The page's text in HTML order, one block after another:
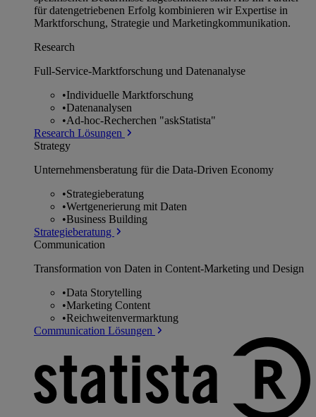
für datengetriebenen Erfolg kombinieren wir Expertise in
Marktforschung, Strategie und Marketingkommunikation.
Research
Full-Service-Marktforschung und Datenanalyse
•Individuelle Marktforschung
•Datenanalysen
•Ad-hoc-Recherchen "askStatista"
Research Lösungen
Strategy
Unternehmens­beratung für die Data-Driven Economy
•Strategieberatung
•Wertgenerierung mit Daten
•Business Building
Strategieberatung
Communication
Transformation von Daten in Content-Marketing und Design
•Data Storytelling
•Marketing Content
•Reichweitenvermarktung
Communication Lösungen